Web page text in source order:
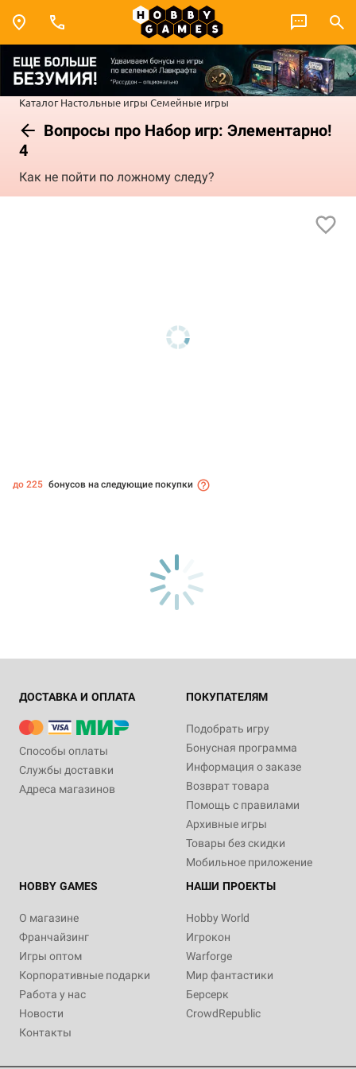
Каталог Настольные игры Семейные игры
Вопросы про Набор игр: Элементарно!
4
Как не пойти по ложному следу?
до 225 бонусов на следующие покупки
ДОСТАВКА И ОПЛАТА
Способы оплаты
Службы доставки
Адреса магазинов
ПОКУПАТЕЛЯМ
Подобрать игру
Бонусная программа
Информация о заказе
Возврат товара
Помощь с правилами
Архивные игры
Товары без скидки
Мобильное приложение
HOBBY GAMES
О магазине
Франчайзинг
Игры оптом
Корпоративные подарки
Работа у нас
Новости
Контакты
НАШИ ПРОЕКТЫ
Hobby World
Игрокон
Warforge
Мир фантастики
Берсерк
CrowdRepublic